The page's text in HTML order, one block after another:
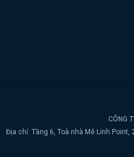
CÔNG
Địa chỉ: Tầng 6, Toà nhà Mê Linh Point,